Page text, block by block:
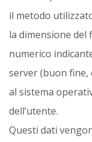
il metodo
la dimensione del
numerico
server (buon fine,
al sistema
dell’utente.
Questi dati